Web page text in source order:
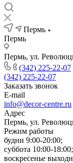
Пермь
Пермь
Пермь, ул.
(342) 225-22-07
(342) 225-22-07
Заказать звонок
E-mail
info@decor-centre.ru
Адрес
Пермь, ул.
Режим работы
будни 9:00-20:00;
суббота 10:00-18:00;
воскресенье